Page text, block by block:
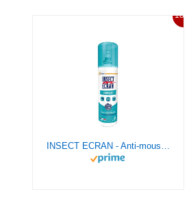
18%
INSECT ECRAN - Anti-moustiques - Spray répulsif peau - Protection contre les piqûres de moustiques - Familles - 100 ml